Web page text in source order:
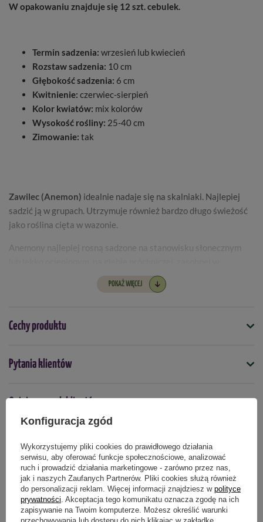
W opakowaniu znajduje się 12 szt. cebulek.
Termin sadzenia: wrzesień lub kwiecień
Rozstaw sadzenia: 10 cm
Głębokość sadzenia: 6 cm
Kwitnienie: czerwiec-sierpień
Kolor kwiatów: mix kolorów
Wysokość rośliny: 25-40 cm
Zimowanie: tak
Zawilec (Anemon) idealnie nadaje się na skalniaki. Najlepiej
sadzić ją w grupach. Utrzymuje również bardzo długo świeżość
jako roślina cięta w wazonie.
Anemony najlepiej rosną sadzone na stanowisku słonecznym
Rośliny te lubią odpowiednio
Na zimę
POKAŻ WIĘCEJ
Cechy produktu
Symbol
5903772171181
Pytania klientów
Opinie naszych klientów
Produkty powiązane
Konfiguracja zgód
Wykorzystujemy pliki cookies do prawidłowego działania
serwisu, aby oferować funkcje społecznościowe, analizować
ruch i prowadzić działania marketingowe - zarówno przez nas,
jak i naszych Zaufanych Partnerów. Pliki cookies służą również
do personalizacji reklam. Więcej informacji znajdziesz w polityce
prywatności . Akceptacja tego komunikatu oznacza zgodę na ich
zapisywanie na Twoim komputerze. Możesz określić warunki